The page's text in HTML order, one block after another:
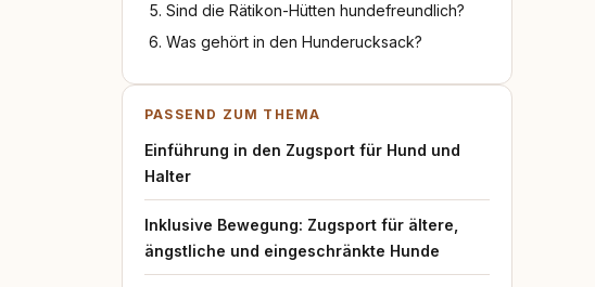
Sind die Rätikon-Hütten hundefreundlich?
Was gehört in den Hunderucksack?
PASSEND ZUM THEMA
Einführung in den Zugsport für Hund und
Halter
Inklusive Bewegung: Zugsport für ältere,
ängstliche und eingeschränkte Hunde